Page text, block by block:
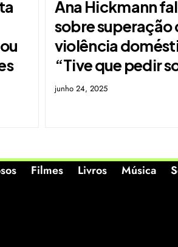
Ana Hickmann
sobre superação
violência
“Tive que pedir
junho 24, 2025
Filmes Livros Música